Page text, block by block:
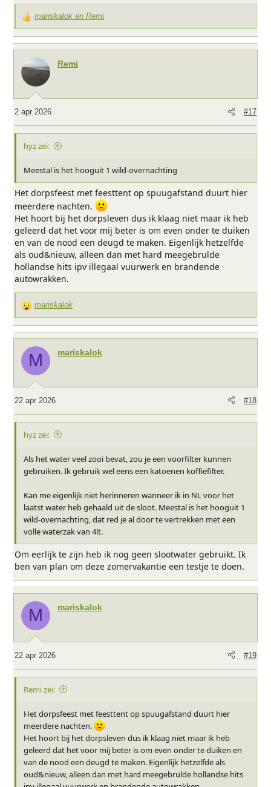
W
a
d
e
e
mariskalok en Remi
Remi
2 apr 2026 #17
hyz zei:
Meestal is het hooguit 1 wild-overnachting
Het dorpsfeest met feesttent op spuugafstand duurt hier
meerdere nachten.
Het hoort bij het dorpsleven dus ik klaag niet maar ik heb
geleerd dat het voor mij beter is om even onder te duiken
en van de nood een deugd te maken. Eigenlijk hetzelfde
als oud&nieuw, alleen dan met hard meegebrulde
hollandse hits ipv illegaal vuurwerk en brandende
autowrakken.
W
a
d
e
e
mariskalok
M mariskalok
22 apr 2026 #18
hyz zei:
Als het water veel zooi bevat, zou je een voorfilter kunnen
gebruiken. Ik gebruik wel eens een katoenen koffiefilter.
Kan me eigenlijk niet herinneren wanneer ik in NL voor het
laatst water heb gehaald uit de sloot. Meestal is het hooguit 1
wild-overnachting, dat red je al door te vertrekken met een
volle waterzak van 4lt.
Om eerlijk te zijn heb ik nog geen slootwater gebruikt. Ik
ben van plan om deze zomervakantie een testje te doen.
M mariskalok
22 apr 2026 #19
Remi zei:
Het dorpsfeest met feesttent op spuugafstand duurt hier
meerdere nachten.
Het hoort bij het dorpsleven dus ik klaag niet maar ik heb
geleerd dat het voor mij beter is om even onder te duiken en
van de nood een deugd te maken. Eigenlijk hetzelfde als
oud&nieuw, alleen dan met hard meegebrulde hollandse hits